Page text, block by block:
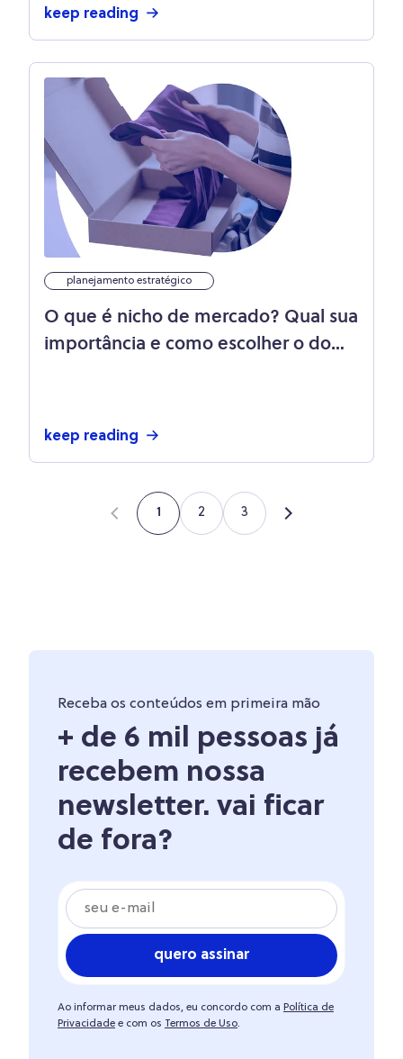
keep reading
planejamento estratégico
O que é nicho de mercado? Qual sua
importância e como escolher o do
keep reading
1 2 3
Receba os conteúdos em primeira mão
+ de 6 mil pessoas já
recebem nossa
newsletter. vai ficar
de fora?
quero assinar
Ao informar meus dados, eu concordo com a Política de
Privacidade e com os Termos de Uso.